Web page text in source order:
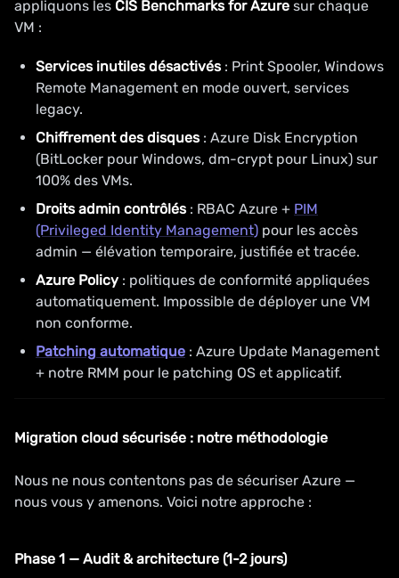
appliquons les CIS Benchmarks for Azure sur chaque
VM :
Services inutiles désactivés: Print Spooler, Windows
Remote Management en mode ouvert, services
legacy.
Chiffrement des disques: Azure Disk Encryption
(BitLocker pour Windows, dm-crypt pour Linux) sur
100% des VMs.
Droits admin contrôlés: RBAC Azure + PIM
(Privileged Identity Management) pour les accès
admin — élévation temporaire, justifiée et tracée.
Azure Policy : politiques de conformité appliquées
automatiquement. Impossible de déployer une VM
non conforme.
Patching automatique : Azure Update Management
+ notre RMM pour le patching OS et applicatif.
Migration cloud sécurisée : notre méthodologie
Nous ne nous contentons pas de sécuriser Azure —
nous vous y amenons. Voici notre approche :
Phase 1 — Audit & architecture (1-2 jours)